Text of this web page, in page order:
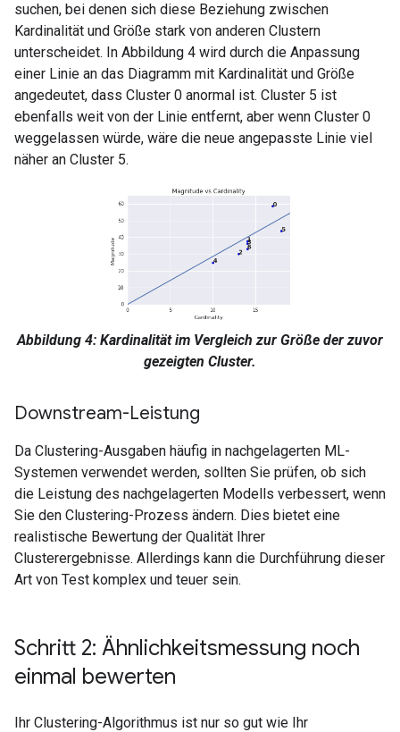
suchen, bei denen sich diese Beziehung zwischen
Kardinalität und Größe stark von anderen Clustern
unterscheidet. In Abbildung 4 wird durch die Anpassung
einer Linie an das Diagramm mit Kardinalität und Größe
angedeutet, dass Cluster 0 anormal ist. Cluster 5 ist
ebenfalls weit von der Linie entfernt, aber wenn Cluster 0
weggelassen würde, wäre die neue angepasste Linie viel
näher an Cluster 5.
Abbildung 4: Kardinalität im Vergleich zur Größe der zuvor
gezeigten Cluster.
Downstream-Leistung
Da Clustering-Ausgaben häufig in nachgelagerten ML-
Systemen verwendet werden, sollten Sie prüfen, ob sich
die Leistung des nachgelagerten Modells verbessert, wenn
Sie den Clustering-Prozess ändern. Dies bietet eine
realistische Bewertung der Qualität Ihrer
Clusterergebnisse. Allerdings kann die Durchführung dieser
Art von Test komplex und teuer sein.
Schritt 2: Ähnlichkeitsmessung noch
einmal bewerten
Ihr Clustering-Algorithmus ist nur so gut wie Ihr